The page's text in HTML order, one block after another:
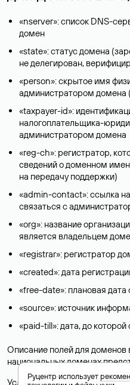
«nserver»: список DNS-
домен
«state»: статус домена
не делегирован,
«person»: скрытое имя
администратором домена
«taxpayer-id»:
налогоплательщика-
администратором домена
«reg-ch»: регистратор,
сведений о доменном
на передачу поддержки)
«admin-contact»: ссылка
связаться с
«org»: название
является владельцем
«registrar»: регистратор
«created»: дата
«free-date»: плановая
«source»: источник
«paid-till»: дата, до
Описание полей для
национальных доменах
Условия использования
Руцентр использует